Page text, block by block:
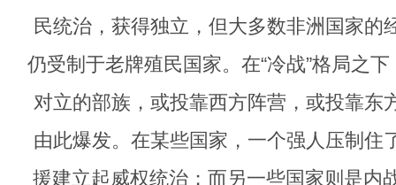
民统治，获得独立，但大多数非洲国家的
仍受制于老牌殖民国家。在“冷战”格局之
对立的部族，或投靠西方阵营，或投靠东
由此爆发。在某些国家，一个强人压制住
援建立起威权统治；而另一些国家则是内